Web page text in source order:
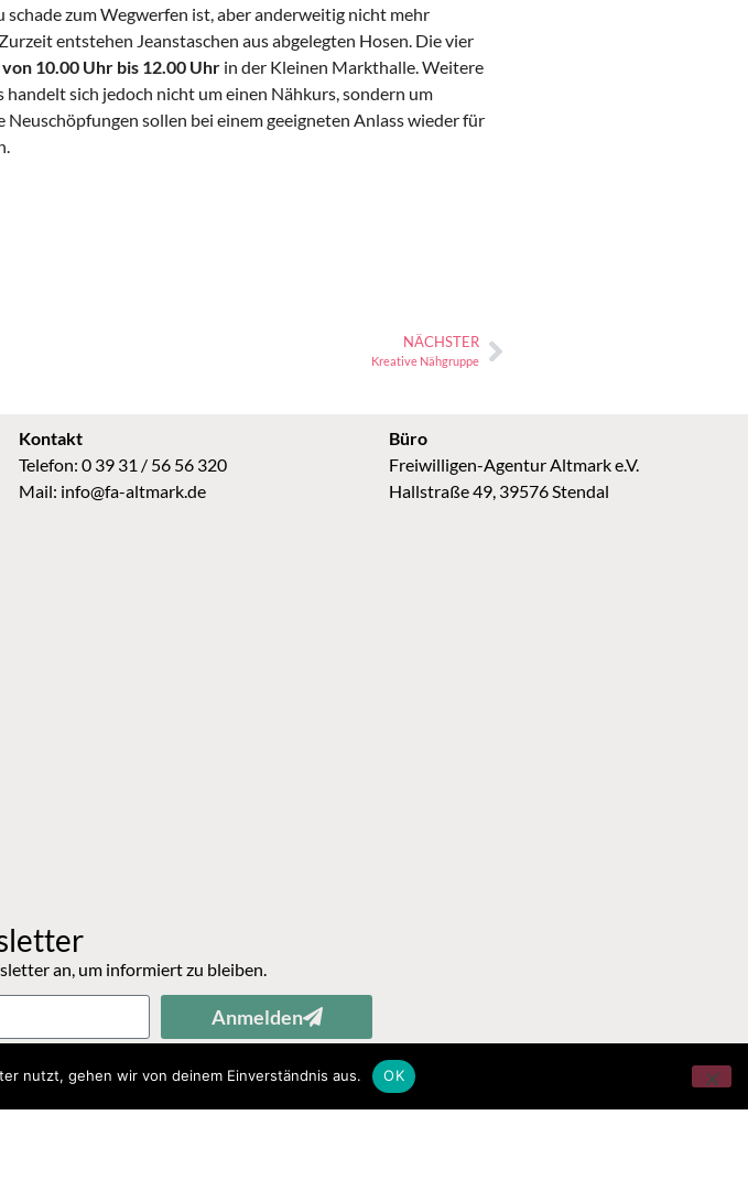
zum Wegwerfen ist, aber anderweitig nicht mehr
entstehen Jeanstaschen aus abgelegten Hosen. Die vier
10.00 Uhr bis 12.00 Uhrin der Kleinen Markthalle. Weitere
sich jedoch nicht um einen Nähkurs, sondern um
Neuschöpfungen sollen bei einem geeigneten Anlass wieder für
NÄCHSTER
Kreative Nähgruppe
Kontakt
Telefon: 0 39 31 / 56 56 320
Mail: info@fa-altmark.de
Büro
Freiwilligen-Agentur Altmark e.V.
Hallstraße 49, 39576 Stendal
an, um informiert zu bleiben.
Anmelden
nutzt, gehen wir von deinem Einverständnis aus. OK